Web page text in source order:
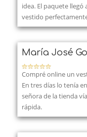
idea. El paquete
vestido
María José
Compré online un
En tres días lo tenía
señora de la tienda
rápida.